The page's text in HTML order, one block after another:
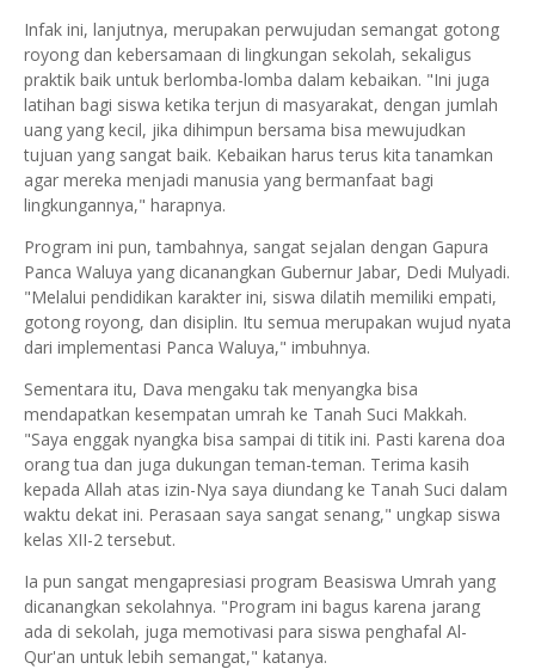
Infak ini, lanjutnya, merupakan perwujudan semangat gotong
royong dan kebersamaan di lingkungan sekolah, sekaligus
praktik baik untuk berlomba-lomba dalam kebaikan. "Ini juga
latihan bagi siswa ketika terjun di masyarakat, dengan jumlah
uang yang kecil, jika dihimpun bersama bisa mewujudkan
tujuan yang sangat baik. Kebaikan harus terus kita tanamkan
agar mereka menjadi manusia yang bermanfaat bagi
lingkungannya," harapnya.
Program ini pun, tambahnya, sangat sejalan dengan Gapura
Panca Waluya yang dicanangkan Gubernur Jabar, Dedi Mulyadi.
"Melalui pendidikan karakter ini, siswa dilatih memiliki empati,
gotong royong, dan disiplin. Itu semua merupakan wujud nyata
dari implementasi Panca Waluya," imbuhnya.
Sementara itu, Dava mengaku tak menyangka bisa
mendapatkan kesempatan umrah ke Tanah Suci Makkah.
"Saya enggak nyangka bisa sampai di titik ini. Pasti karena doa
orang tua dan juga dukungan teman-teman. Terima kasih
kepada Allah atas izin-Nya saya diundang ke Tanah Suci dalam
waktu dekat ini. Perasaan saya sangat senang," ungkap siswa
kelas XII-2 tersebut.
Ia pun sangat mengapresiasi program Beasiswa Umrah yang
dicanangkan sekolahnya. "Program ini bagus karena jarang
ada di sekolah, juga memotivasi para siswa penghafal Al-
Qur'an untuk lebih semangat," katanya.